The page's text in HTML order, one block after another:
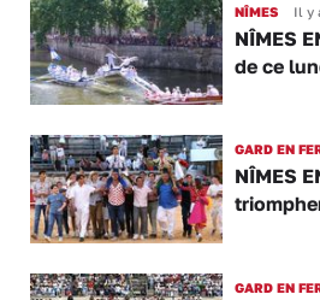
NÎMES Il y
NÎMES
de ce
GARD EN
NÎMES
GARD EN